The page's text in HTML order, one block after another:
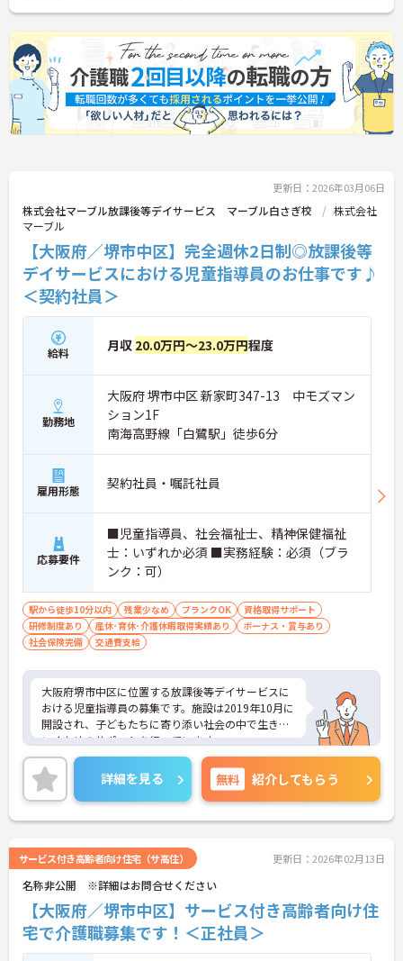
き方が可能です。産休・育休制度も整っており、長
く安心して働ける環境です。
更新日：2026年03月06日
株式会社マーブル放課後等デイサービス マーブル白さぎ校
株式会社
マーブル
【大阪府／堺市中区】完全週休2日制◎放課後等
デイサービスにおける児童指導員のお仕事です♪
＜契約社員＞
給料 月収 20.0万円～23.0万円程度
勤務地
大阪府 堺市中区 新家町347-13 中モズマン
ション1F
南海高野線「白鷺駅」徒歩6分
雇用形態 契約社員・嘱託社員
応募要件
■児童指導員、社会福祉士、精神保健福祉
士：いずれか必須 ■実務経験：必須（ブラ
ンク：可）
駅から徒歩10分以内 残業少なめ ブランクOK
資格取得サポート
研修制度あり
産休･育休･介護休暇取得実績あり
ボーナス・賞与あり
社会保険完備
交通費支給
大阪府堺市中区に位置する放課後等デイサービスに
おける児童指導員の募集です。施設は2019年10月に
開設され、子どもたちに寄り添い社会の中で生きて
いくためのサポートを行っています。
休日は完全週休2日制なので、プライベートとのメ
リハリをつけた働き方ができます。また、残業は月
平均10時間程度なのでワークライフバランスを保ち
ながらご勤務いただけます。
ご興味のある方には、面接対策ポイントなど、さら
さい！
詳細を見る 無料 紹介してもらう
サービス付き高齢者向け住宅（サ高住） 更新日：2026年02月13日
名称非公開 ※詳細はお問合せください
【大阪府／堺市中区】サービス付き高齢者向け住
宅で介護職募集です！＜正社員＞